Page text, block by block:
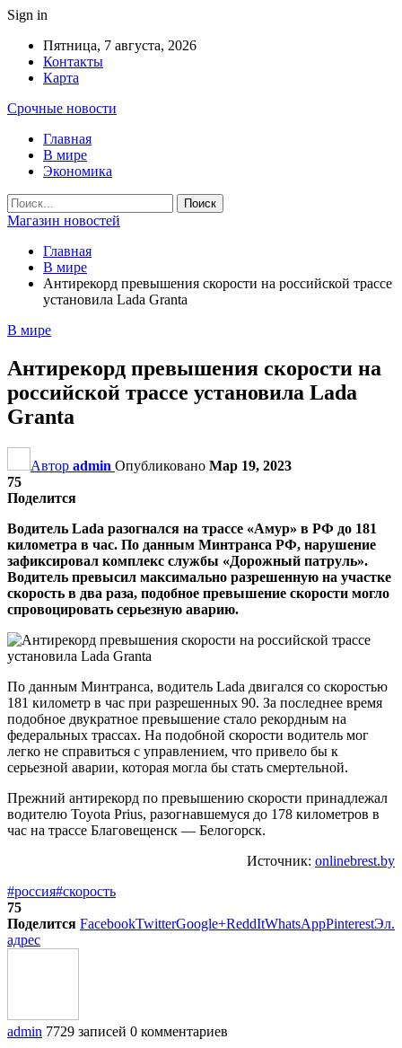
Sign in
Пятница, 7 августа, 2026
Контакты
Карта
Срочные новости
Главная
В мире
Экономика
Магазин новостей
Главная
В мире
Антирекорд превышения скорости на российской трассе
установила Lada Granta
В мире
Антирекорд превышения скорости на
российской трассе установила Lada
Granta
Автор admin Опубликовано Мар 19, 2023
75
Поделится
Водитель Lada разогнался на трассе «Амур» в РФ до 181
километра в час. По данным Минтранса РФ, нарушение
зафиксировал комплекс службы «Дорожный патруль».
Водитель превысил максимально разрешенную на участке
скорость в два раза, подобное превышение скорости могло
спровоцировать серьезную аварию.
По данным Минтранса, водитель Lada двигался со скоростью
181 километр в час при разрешенных 90. За последнее время
подобное двукратное превышение стало рекордным на
федеральных трассах. На подобной скорости водитель мог
легко не справиться с управлением, что привело бы к
серьезной аварии, которая могла бы стать смертельной.
Прежний антирекорд по превышению скорости принадлежал
водителю Toyota Prius, разогнавшемуся до 178 километров в
час на трассе Благовещенск — Белогорск.
Источник: onlinebrest.by
#россия#скорость
75
Поделится FacebookTwitterGoogle+ReddItWhatsAppPinterestЭл.
адрес
admin 7729 записей 0 комментариев